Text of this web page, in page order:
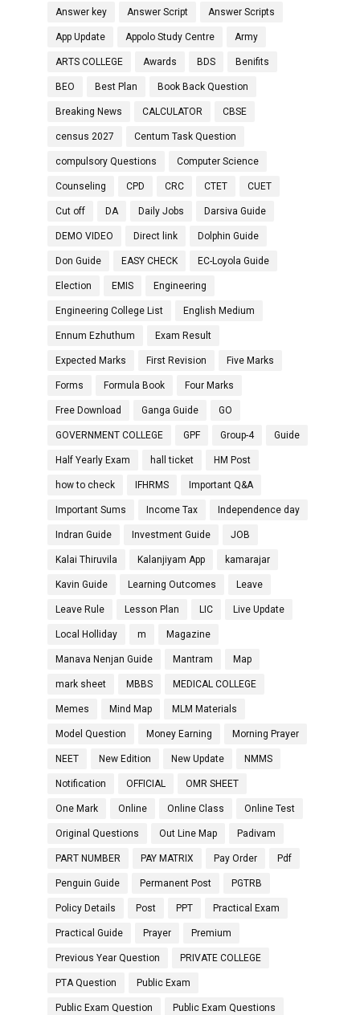
Answer key Answer Script Answer Scripts
App Update Appolo Study Centre Army
ARTS COLLEGE Awards BDS Benifits
BEO Best Plan Book Back Question
Breaking News CALCULATOR CBSE
census 2027 Centum Task Question
compulsory Questions Computer Science
Counseling CPD CRC CTET CUET
Cut off DA Daily Jobs Darsiva Guide
DEMO VIDEO Direct link Dolphin Guide
Don Guide EASY CHECK EC-Loyola Guide
Election EMIS Engineering
Engineering College List English Medium
Ennum Ezhuthum Exam Result
Expected Marks First Revision Five Marks
Forms Formula Book Four Marks
Free Download Ganga Guide GO
GOVERNMENT COLLEGE GPF Group-4 Guide
Half Yearly Exam hall ticket HM Post
how to check IFHRMS Important Q&A
Important Sums Income Tax Independence day
Indran Guide Investment Guide JOB
Kalai Thiruvila Kalanjiyam App kamarajar
Kavin Guide Learning Outcomes Leave
Leave Rule Lesson Plan LIC Live Update
Local Holliday m Magazine
Manava Nenjan Guide Mantram Map
mark sheet MBBS MEDICAL COLLEGE
Memes Mind Map MLM Materials
Model Question Money Earning Morning Prayer
NEET New Edition New Update NMMS
Notification OFFICIAL OMR SHEET
One Mark Online Online Class Online Test
Original Questions Out Line Map Padivam
PART NUMBER PAY MATRIX Pay Order Pdf
Penguin Guide Permanent Post PGTRB
Policy Details Post PPT Practical Exam
Practical Guide Prayer Premium
Previous Year Question PRIVATE COLLEGE
PTA Question Public Exam
Public Exam Question Public Exam Questions